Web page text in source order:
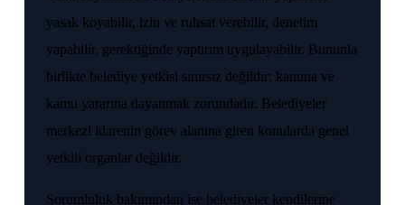
yasak koyabilir, izin ve ruhsat verebilir, denetim
yapabilir, gerektiğinde yaptırım uygulayabilir. Bununla
birlikte belediye yetkisi sınırsız değildir; kanuna ve
kamu yararına dayanmak zorundadır. Belediyeler
merkezi idarenin görev alanına giren konularda genel
yetkili organlar değildir.
Sorumluluk bakımından ise belediyeler kendilerine